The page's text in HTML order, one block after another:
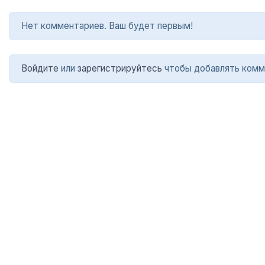
Нет комментариев. Ваш будет первым!
Войдите или зарегистрируйтесь чтобы добавлять